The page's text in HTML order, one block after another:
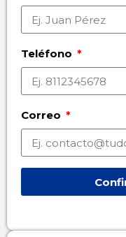
Teléfono
Correo